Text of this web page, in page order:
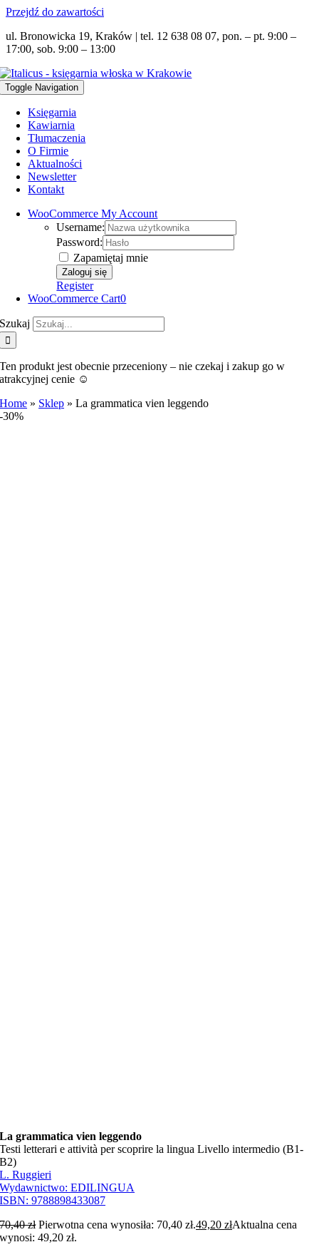
Przejdź do zawartości
ul. Bronowicka 19, Kraków | tel. 12 638 08 07, pon. – pt. 9:00 –
17:00, sob. 9:00 – 13:00
Toggle Navigation
Księgarnia
Kawiarnia
Tłumaczenia
O Firmie
Aktualności
Newsletter
Kontakt
WooCommerce My Account
Username:
Password:
Zapamiętaj mnie
Register
WooCommerce Cart0
Szukaj
Ten produkt jest obecnie przeceniony – nie czekaj i zakup go w
atrakcyjnej cenie ☺️
Home » Sklep »La grammatica vien leggendo
-30%
La grammatica vien leggendo
Testi letterari e attività per scoprire la lingua Livello intermedio (B1-
B2)
L. Ruggieri
Wydawnictwo:EDILINGUA
ISBN:9788898433087
70,40zł Pierwotna cena wynosiła: 70,40 zł.49,20złAktualna cena
wynosi: 49,20 zł.